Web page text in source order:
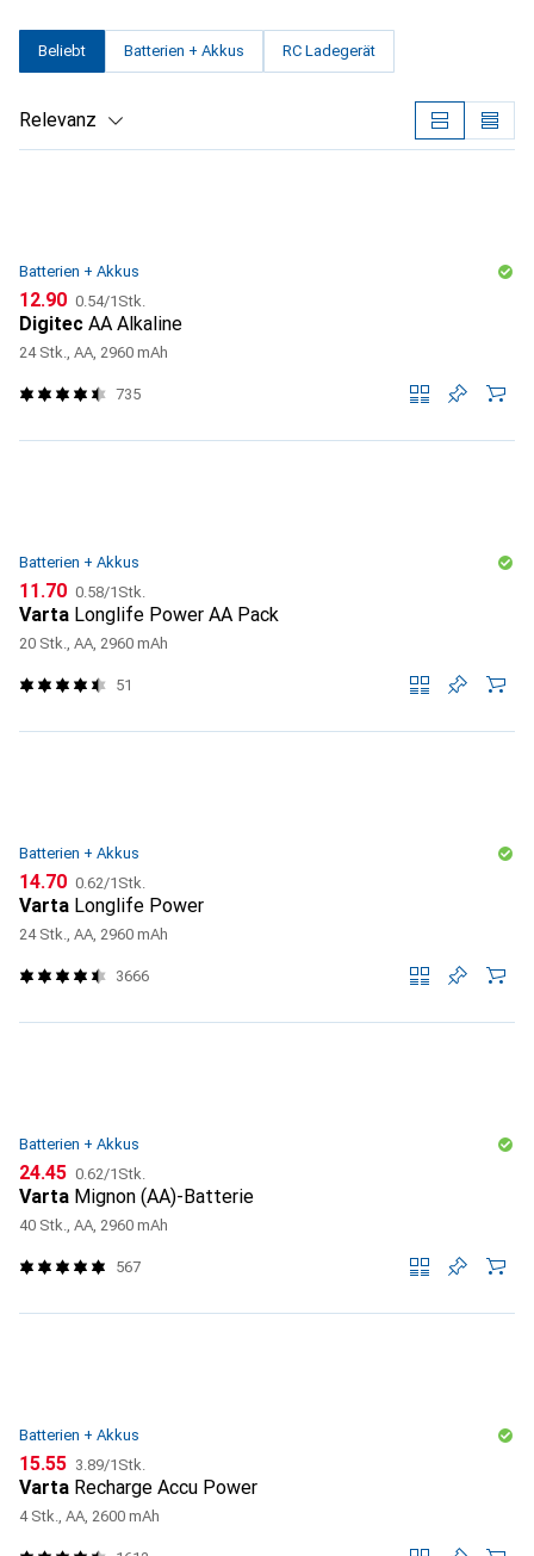
Beliebt Batterien + Akkus RC Ladegerät
Relevanz
Batterien + Akkus
CHF
12.90 CHF
0.54/1Stk.
Digitec AA Alkaline
24 Stk., AA, 2960 mAh
735
Batterien + Akkus
CHF
11.70 CHF
0.58/1Stk.
Varta Longlife Power AA Pack
20 Stk., AA, 2960 mAh
51
Batterien + Akkus
CHF
14.70 CHF
0.62/1Stk.
Varta Longlife Power
24 Stk., AA, 2960 mAh
3666
Batterien + Akkus
CHF
24.45 CHF
0.62/1Stk.
Varta Mignon (AA)-Batterie
40 Stk., AA, 2960 mAh
567
Batterien + Akkus
CHF
15.55 CHF
3.89/1Stk.
Varta Recharge Accu Power
4 Stk., AA, 2600 mAh